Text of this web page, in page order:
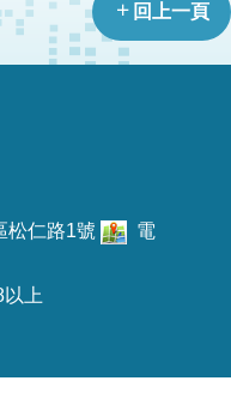
回上一頁
松仁路1號
電
上